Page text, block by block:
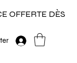
OFFERTE DÈS